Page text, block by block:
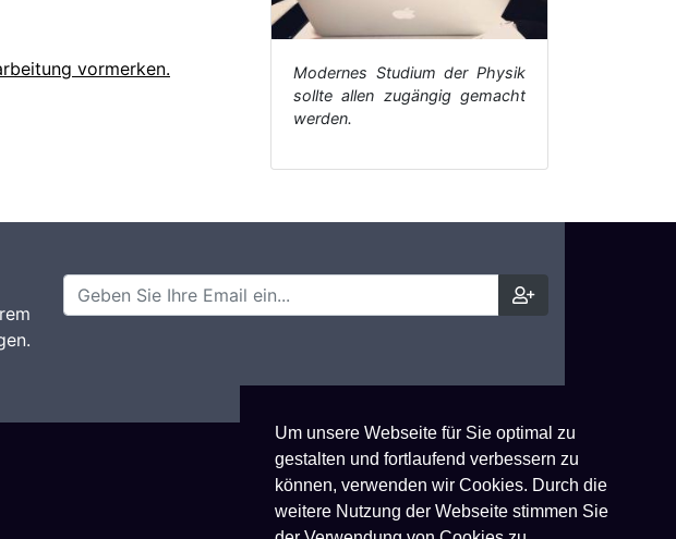
Um unsere Webseite für Sie optimal zu
gestalten und fortlaufend verbessern zu
können, verwenden wir Cookies. Durch die
weitere Nutzung der Webseite stimmen Sie
vormerken.
Modernes Studium der Physik
sollte allen zugängig gemacht
werden.